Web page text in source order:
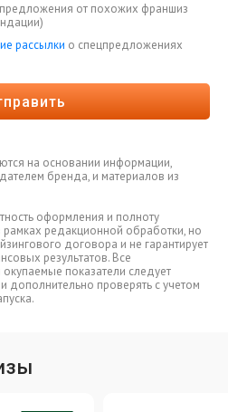
от похожих франшиз
рассылки о спецпредложениях
на основании информации,
бренда, и материалов из
оформления и полноту
редакционной обработки, но
договора и не гарантирует
результатов. Все
показатели следует
дополнительно проверять с учетом